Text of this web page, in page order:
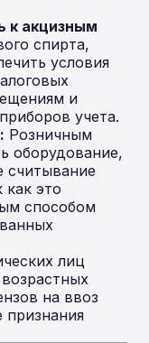
к акцизным
спирта,
условия
и
учета.
Розничным
оборудование,
считывание
это
способом
лиц
на ввоз
признания